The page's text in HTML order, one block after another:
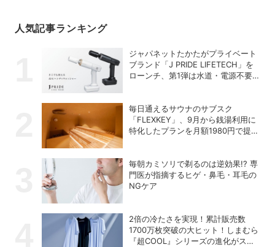
人気記事ランキング
ジャパネットたかたがプライベート
ブランド「J PRIDE LIFETECH」を
ローンチ、第1弾は水道・電源不要
毎日通えるサウナのサブスク
「FLEXKEY」、9月から銭湯利用に
特化したプランを月額1980円で提供
毎朝カミソリで剃るのは逆効果!? 専
門医が指摘するヒゲ・鼻毛・耳毛の
NGケア
2倍の冷たさを実現！累計販売数
1700万枚突破の大ヒット！しまむら
『超COOL』シリーズの進化がスゴ